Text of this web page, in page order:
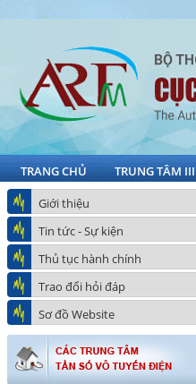
TRANG CHỦ TRUNG TÂM III
Giới thiệu
Tin tức - Sự kiện
Thủ tục hành chính
Trao đổi hỏi đáp
Sơ đồ Website